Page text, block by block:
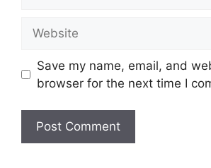
Save my name, email, and
browser for the next time I